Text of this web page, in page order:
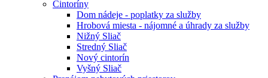
Cintoríny
Dom nádeje - poplatky za služby
Hrobová miesta - nájomné a úhrady za služby
Nižný Sliač
Stredný Sliač
Nový cintorín
Vyšný Sliač